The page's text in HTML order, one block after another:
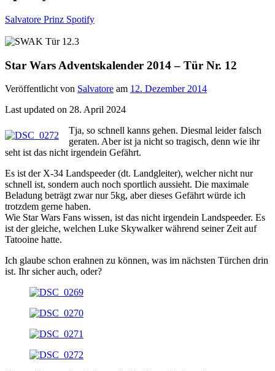
Salvatore Prinz Spotify
Star Wars Adventskalender 2014 – Tür Nr. 12
Veröffentlicht von Salvatore am 12. Dezember 2014
Last updated on 28. April 2024
Tja, so schnell kanns gehen. Diesmal leider falsch
geraten. Aber ist ja nicht so tragisch, denn wie ihr
seht ist das nicht irgendein Gefährt.
Es ist der X-34 Landspeeder (dt. Landgleiter), welcher nicht nur
schnell ist, sondern auch noch sportlich aussieht. Die maximale
Beladung beträgt zwar nur 5kg, aber dieses Gefährt würde ich
trotzdem gerne haben.
Wie Star Wars Fans wissen, ist das nicht irgendein Landspeeder. Es
ist der gleiche, welchen Luke Skywalker während seiner Zeit auf
Tatooine hatte.
Ich glaube schon erahnen zu können, was im nächsten Türchen drin
ist. Ihr sicher auch, oder?